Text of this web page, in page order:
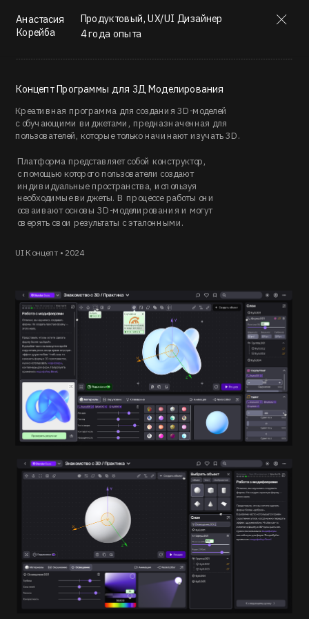
Анастасия
Корейба
4 года опыта
Продуктовый, UX/UI Дизайнер
Концепт Программы для 3Д Моделирования
Креативная программа для создания 3D-моделей
с обучающими виджетами, предназначенная для
пользователей, которые только начинают изучать 3D.
Платформа представляет собой конструктор,
с помощью которого пользователи создают
индивидуальные пространства, используя
необходимые виджеты. В процессе работы они
осваивают основы 3D-моделирования и могут
сверять свои результаты с эталонными.
UI Концепт • 2024